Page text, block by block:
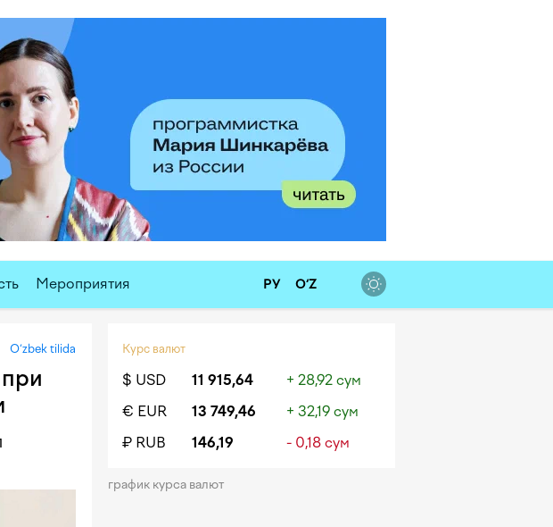
Мероприятия РУ O‘Z
O‘zbek tilida Курс валют
$ USD 11 915,64
+ 28,92 сум
€ EUR
13 749,46
+ 32,19 сум
₽ RUB
146,19 - 0,18 сум
график курса валют